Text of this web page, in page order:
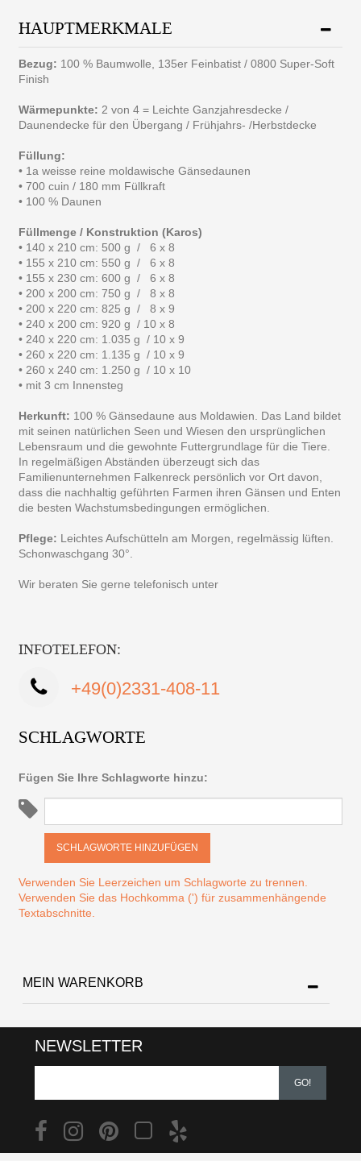
HAUPTMERKMALE
Bezug: 100 % Baumwolle, 135er Feinbatist / 0800 Super-Soft
Finish
Wärmepunkte: 2 von 4 = Leichte Ganzjahresdecke /
Daunendecke für den Übergang / Frühjahrs- /Herbstdecke
Füllung:
• 1a weisse reine moldawische Gänsedaunen
• 700 cuin / 180 mm Füllkraft
• 100 % Daunen
Füllmenge / Konstruktion (Karos)
• 140 x 210 cm: 500 g / 6 x 8
• 155 x 210 cm: 550 g / 6 x 8
• 155 x 230 cm: 600 g / 6 x 8
• 200 x 200 cm: 750 g / 8 x 8
• 200 x 220 cm: 825 g / 8 x 9
• 240 x 200 cm: 920 g / 10 x 8
• 240 x 220 cm: 1.035 g / 10 x 9
• 260 x 220 cm: 1.135 g / 10 x 9
• 260 x 240 cm: 1.250 g / 10 x 10
• mit 3 cm Innensteg
Herkunft: 100 % Gänsedaune aus Moldawien. Das Land bildet
mit seinen natürlichen Seen und Wiesen den ursprünglichen
Lebensraum und die gewohnte Futtergrundlage für die Tiere.
In regelmäßigen Abständen überzeugt sich das
Familienunternehmen Falkenreck persönlich vor Ort davon,
dass die nachhaltig geführten Farmen ihren Gänsen und Enten
die besten Wachstumsbedingungen ermöglichen.
Pflege: Leichtes Aufschütteln am Morgen, regelmässig lüften.
Schonwaschgang 30°.
Wir beraten Sie gerne telefonisch unter
INFOTELEFON:
+49(0)2331-408-11
SCHLAGWORTE
Fügen Sie Ihre Schlagworte hinzu:
SCHLAGWORTE HINZUFÜGEN
Verwenden Sie Leerzeichen um Schlagworte zu trennen.
Verwenden Sie das Hochkomma (') für zusammenhängende
Textabschnitte.
MEIN WARENKORB
NEWSLETTER
GO!